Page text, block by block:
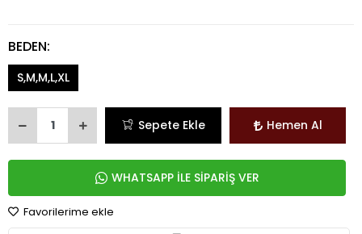
BEDEN:
S,M,M,L,XL
Sepete Ekle Hemen Al
WHATSAPP İLE SİPARİŞ VER
Favorilerime ekle